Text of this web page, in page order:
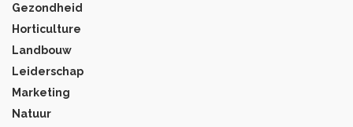
Gezondheid
Horticulture
Landbouw
Leiderschap
Marketing
Natuur